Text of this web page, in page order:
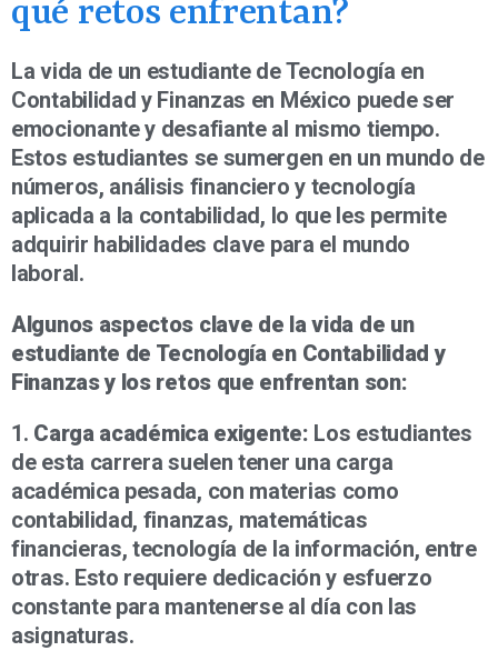
qué retos enfrentan?
La vida de un estudiante de Tecnología en
Contabilidad y Finanzas en México puede ser
emocionante y desafiante al mismo tiempo.
Estos estudiantes se sumergen en un mundo de
números, análisis financiero y tecnología
aplicada a la contabilidad, lo que les permite
adquirir habilidades clave para el mundo
laboral.
Algunos aspectos clave de la vida de un
estudiante de Tecnología en Contabilidad y
Finanzas y los retos que enfrentan son:
1. Carga académica exigente: Los estudiantes
de esta carrera suelen tener una carga
académica pesada, con materias como
contabilidad, finanzas, matemáticas
financieras, tecnología de la información, entre
otras. Esto requiere dedicación y esfuerzo
constante para mantenerse al día con las
asignaturas.